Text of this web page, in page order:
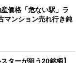
産価格「危ない駅」ラ
マンション売れ行き鈍
ターが狙う20銘柄】